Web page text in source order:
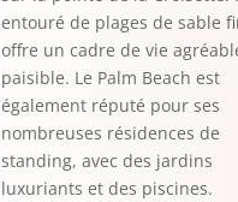
entouré de plages de sable
offre un cadre de vie
paisible. Le Palm Beach est
également réputé pour ses
nombreuses résidences de
standing, avec des jardins
luxuriants et des piscines.